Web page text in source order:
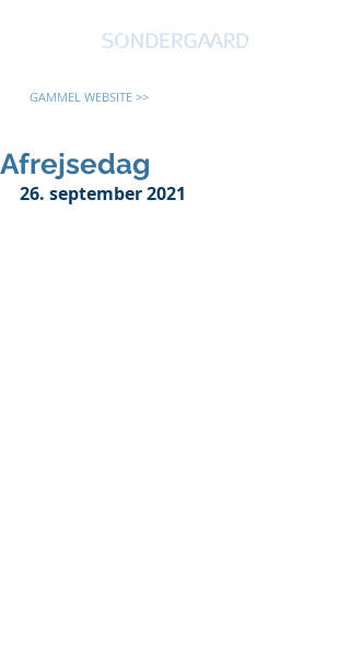
GAMMEL WEBSITE >>
Afrejsedag
26. september 2021